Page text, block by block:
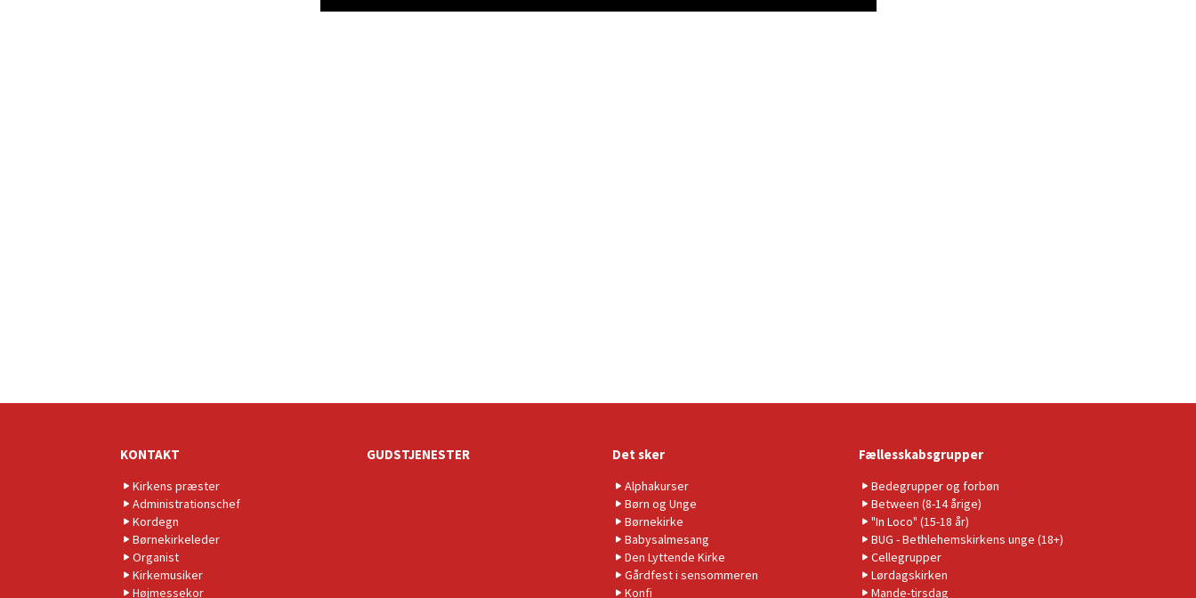
KONTAKT
Kirkens præster
Administrationschef
Kordegn
Børnekirkeleder
Organist
Kirkemusiker
Højmessekor
GUDSTJENESTER Det sker
Alphakurser
Børn og Unge
Børnekirke
Babysalmesang
Den Lyttende Kirke
Gårdfest i sensommeren
Konfi
Fællesskabsgrupper
Bedegrupper og forbøn
Between (8-14 årige)
"In Loco" (15-18 år)
BUG - Bethlehemskirkens unge (18+)
Cellegrupper
Lørdagskirken
Mande-tirsdag